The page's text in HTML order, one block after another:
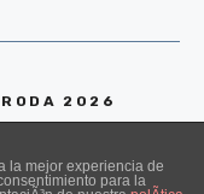
2026
la mejor experiencia de
para la